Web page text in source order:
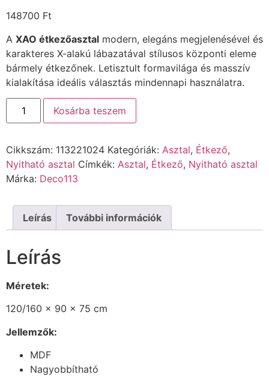
148700 Ft
A XAO étkezőasztal modern, elegáns megjelenésével és
karakteres X-alakú lábazatával stílusos központi eleme
bármely étkezőnek. Letisztult formavilága és masszív
kialakítása ideális választás mindennapi használatra.
Kosárba teszem
Cikkszám: 113221024 Kategóriák: Asztal, Étkező,
Nyitható asztal Címkék: Asztal, Étkező, Nyitható asztal
Márka: Deco113
Leírás További információk
Leírás
Méretek:
120/160 x 90 x 75 cm
Jellemzők:
MDF
Nagyobbítható